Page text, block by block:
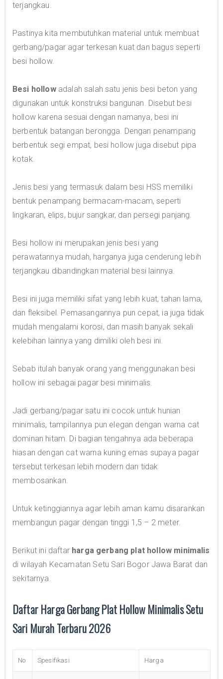
terjangkau.
Pastinya kita membutuhkan material untuk membuat
gerbang/pagar agar terkesan kuat dan bagus seperti
besi hollow.
Besi hollowadalah salah satu jenis besi beton yang
digunakan untuk konstruksi bangunan. Disebut besi
hollow karena sesuai dengan namanya, besi ini
berbentuk batangan berongga. Dengan penampang
berbentuk segi empat, besi hollow juga disebut pipa
kotak.
Jenis besi yang termasuk dalam besi HSS memiliki
bentuk penampang bermacam-macam, seperti
lingkaran, elips, bujur sangkar, dan persegi panjang.
Besi hollow ini merupakan jenis besi yang
perawatannya mudah, harganya juga cenderung lebih
terjangkau dibandingkan material besi lainnya.
Besi ini juga memiliki sifat yang lebih kuat, tahan lama,
dan fleksibel. Pemasangannya pun cepat, ia juga tidak
mudah mengalami korosi, dan masih banyak sekali
kelebihan lainnya yang dimiliki oleh besi ini.
Sebab itulah banyak orang yang menggunakan besi
hollow ini sebagai pagar besi minimalis.
Jadi gerbang/pagar satu ini cocok untuk hunian
minimalis, tampilannya pun elegan dengan warna cat
dominan hitam. Di bagian tengahnya ada beberapa
hiasan dengan cat warna kuning emas supaya pagar
tersebut terkesan lebih modern dan tidak
membosankan.
Untuk ketinggiannya agar lebih aman kamu disarankan
membangun pagar dengan tinggi 1,5 – 2 meter.
Berikut ini daftar harga gerbang plat hollow minimalis
di wilayah Kecamatan Setu Sari Bogor Jawa Barat dan
sekitarnya.
Daftar Harga Gerbang Plat Hollow Minimalis Setu
Sari Murah Terbaru 2026
No Spesifikasi Harga